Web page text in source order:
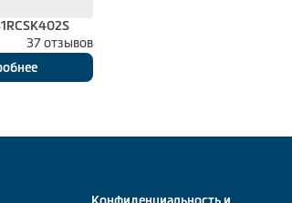
37 отзывов